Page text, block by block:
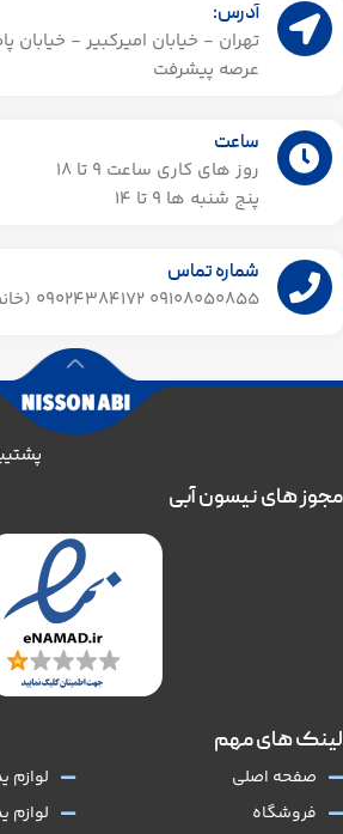
آدرس:
تهران - خیابان امیرکبیر - خیابان
عرصه پیشرفت
ساعت
روز های کاری ساعت ۹ تا 18
پنج شنبه ها 9 تا 14​
شماره تماس
09108050855 09024384172 (خانم ترک)
لینک های مهم
صفحه اصلی
فروشگاه
لوازم
لوازم
مجوز های نیسون آبی